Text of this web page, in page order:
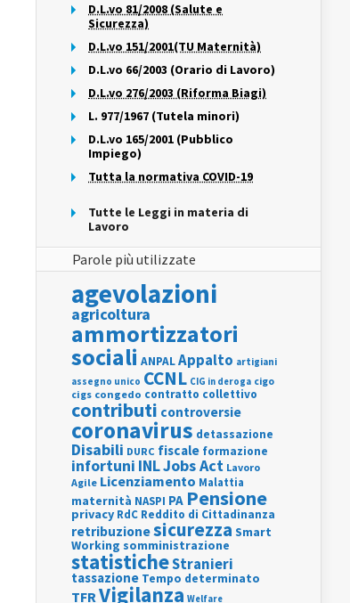
D.L.vo 81/2008 (Salute e
Sicurezza)
D.L.vo 151/2001(TU Maternità)
D.L.vo 66/2003 (Orario di Lavoro)
D.L.vo 276/2003 (Riforma Biagi)
L. 977/1967 (Tutela minori)
D.L.vo 165/2001 (Pubblico
Impiego)
Tutta la normativa COVID-19
Tutte le Leggi in materia di
Lavoro
Parole più utilizzate
agevolazioni
agricoltura
ammortizzatori
sociali ANPALAppalto artigiani
assegno unico CCNL CIG in deroga cigo
cigs congedo contratto collettivo
contributi controversie
coronavirus detassazione
Disabili DURC fiscale formazione
infortuni INLJobs Act Lavoro
Agile Licenziamento Malattia
maternità NASPI PA Pensione
privacy RdC Reddito di Cittadinanza
retribuzionesicurezza Smart
Working somministrazione
statisticheStranieri
tassazione Tempo determinato
TFRVigilanza Welfare